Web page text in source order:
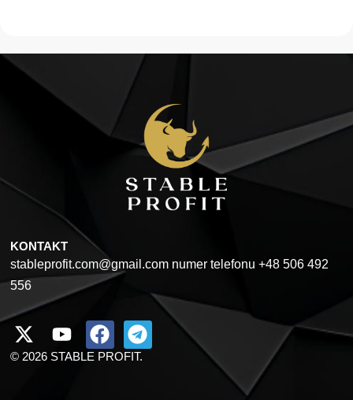
KONTAKT
stableprofit.com@gmail.com numer telefonu +48 506 492
556
© 2026 STABLE PROFIT.